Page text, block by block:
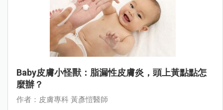
Baby皮膚小怪獸：脂漏性皮膚炎，頭上黃點點怎
麼辦？
作者：⽪膚專科 黃彥愷醫師